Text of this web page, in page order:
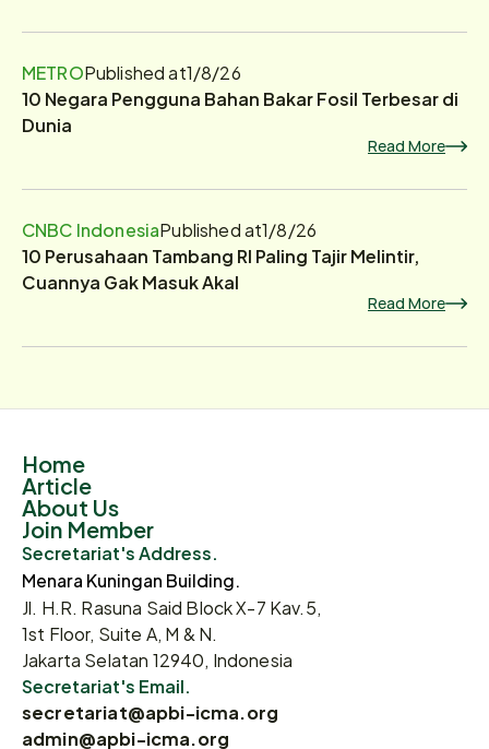
METROPublished at1/8/26
10 Negara Pengguna Bahan Bakar Fosil Terbesar di
Dunia
Read More
CNBC IndonesiaPublished at1/8/26
10 Perusahaan Tambang RI Paling Tajir Melintir,
Cuannya Gak Masuk Akal
Read More
Home
Article
About Us
Join Member
Secretariat's Address.
Menara Kuningan Building.
Jl. H.R. Rasuna Said Block X-7 Kav.5,
1st Floor, Suite A, M & N.
Jakarta Selatan 12940, Indonesia
Secretariat's Email.
secretariat@apbi-icma.org
admin@apbi-icma.org